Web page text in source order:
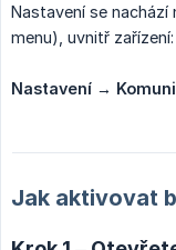
Nastavení se nachází
menu), uvnitř zařízení:
Nastavení →
Jak aktivovat